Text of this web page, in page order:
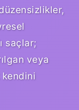
saçlar;
veya
kendini